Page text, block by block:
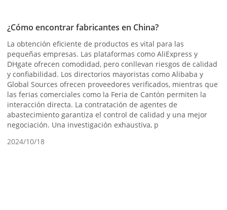
¿Cómo encontrar fabricantes en China?
La obtención eficiente de productos es vital para las
pequeñas empresas. Las plataformas como AliExpress y
DHgate ofrecen comodidad, pero conllevan riesgos de calidad
y confiabilidad. Los directorios mayoristas como Alibaba y
Global Sources ofrecen proveedores verificados, mientras que
las ferias comerciales como la Feria de Cantón permiten la
interacción directa. La contratación de agentes de
abastecimiento garantiza el control de calidad y una mejor
negociación. Una investigación exhaustiva, p
2024/10/18